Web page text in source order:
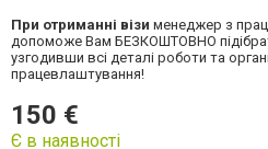
При отриманні візи менеджер з
допоможе Вам БЕЗКОШТОВНО
узгодивши всі деталі роботи та
працевлаштування!
150 €
Є в наявності